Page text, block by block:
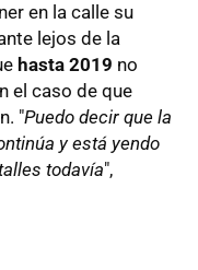
en la calle su
lejos de la
hasta 2019 no
el caso de que
"Puedo decir que la
y está yendo
todavía",